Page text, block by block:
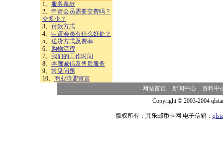
1、
服务条款
2、 申请会员需要交费吗？
交多少？
3、 付款方式
4、 申请会员有什么好处？
5、 送货方式及费率
6、
购物流程
7、 我们的工作时间
8、 本廊诚信及售后服务
9、 常见问题
10、 商业联盟宣言
网站首页 新闻中心
资料中
Copyright © 2003-2004
版权所有：其乐邮币卡网 电子信箱：